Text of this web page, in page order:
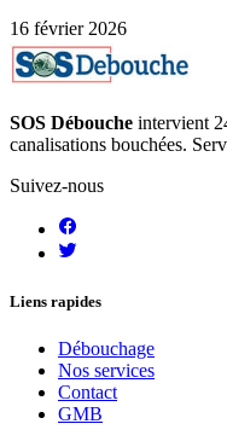
16 février 2026
SOS Débouche intervient
canalisations bouchées.
Suivez-nous
Liens rapides
Débouchage
Nos services
Contact
GMB